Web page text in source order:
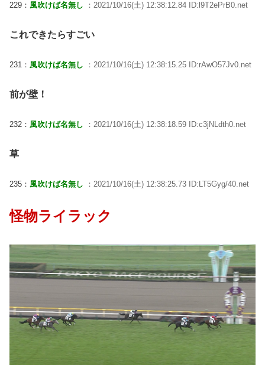
229： 風吹けば名無し ：2021/10/16(土) 12:38:12.84 ID:l9T2ePrB0.net
これできたらすごい
231： 風吹けば名無し ：2021/10/16(土) 12:38:15.25 ID:rAwO57Jv0.net
前が壁！
232： 風吹けば名無し ：2021/10/16(土) 12:38:18.59 ID:c3jNLdth0.net
草
235： 風吹けば名無し ：2021/10/16(土) 12:38:25.73 ID:LT5Gyg/40.net
怪物ライラック